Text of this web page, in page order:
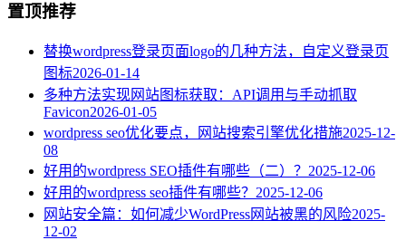
置顶推荐
替换wordpress登录页面logo的几种方法，自定义登录页
图标2026-01-14
多种方法实现网站图标获取：API调用与手动抓取
Favicon2026-01-05
wordpress seo优化要点，网站搜索引擎优化措施2025-12-
08
好用的wordpress SEO插件有哪些（二）？ 2025-12-06
好用的wordpress seo插件有哪些？ 2025-12-06
网站安全篇：如何减少WordPress网站被黑的风险2025-
12-02